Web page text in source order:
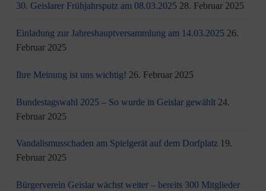
30. Geislarer Frühjahrsputz am 08.03.2025 28. Februar 2025
Einladung zur Jahreshauptversammlung am 14.03.2025 26.
Februar 2025
Ihre Meinung ist uns wichtig! 26. Februar 2025
Bundestagswahl 2025 – So wurde in Geislar gewählt 24.
Februar 2025
Vandalismusschaden am Spielgerät auf dem Dorfplatz 19.
Februar 2025
Bürgerverein Geislar wächst weiter – bereits 300 Mitglieder